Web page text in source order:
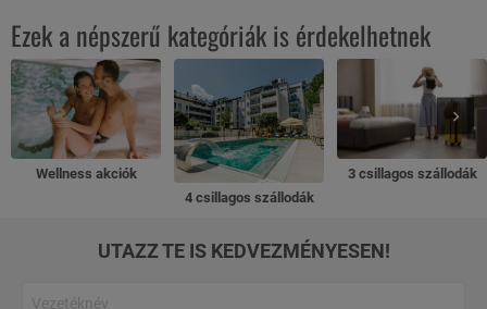
Ezek a népszerű kategóriák is érdekelhetnek
Wellness akciók
4 csillagos szállodák
3 csillagos szállodák
UTAZZ TE IS KEDVEZMÉNYESEN!